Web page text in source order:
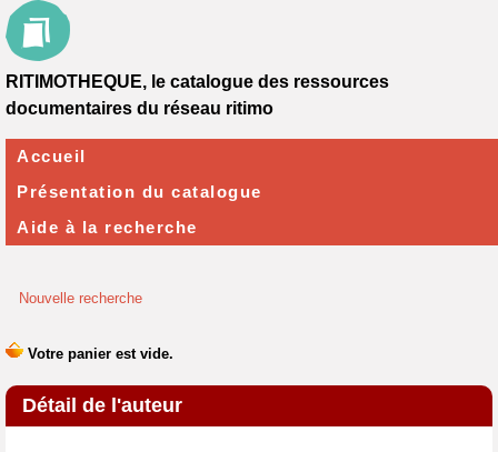
Nouvelle recherche
Détail de l'auteur
RITIMOTHEQUE, le catalogue des ressources
documentaires du réseau ritimo
Accueil
Présentation du catalogue
Aide à la recherche